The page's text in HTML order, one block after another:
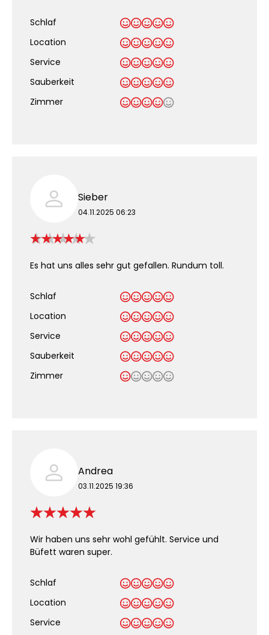
Schlaf
Location
Service
Sauberkeit
Zimmer
Sieber
04.11.2025 06:23
Es hat uns alles sehr gut gefallen. Rundum toll.
Schlaf
Location
Service
Sauberkeit
Zimmer
Andrea
03.11.2025 19:36
Wir haben uns sehr wohl gefühlt. Service und
Büfett waren super.
Schlaf
Location
Service